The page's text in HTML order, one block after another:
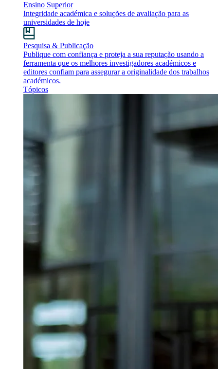
Ensino Superior
Integridade académica e soluções de avaliação para as
universidades de hoje
Pesquisa & Publicação
Publique com confiança e proteja a sua reputação usando a
ferramenta que os melhores investigadores académicos e
editores confiam para assegurar a originalidade dos trabalhos
académicos.
Tópicos